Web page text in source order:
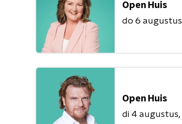
Open Huis
do 6 augustus
Open Huis
di 4 augustus